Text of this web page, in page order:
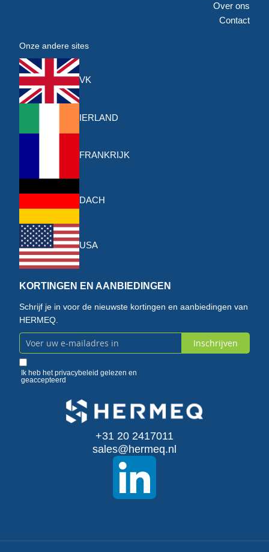
Over ons
Contact
Onze andere sites
VK
IERLAND
FRANKRIJK
DACH
USA
KORTINGEN EN AANBIEDINGEN
Schrijf je in voor de nieuwste kortingen en aanbiedingen van
HERMEQ.
Abonneer
u
Inschrijven
Ik heb hetprivacybeleid gelezen en
geaccepteerd
+31 20 2417011
sales@hermeq.nl